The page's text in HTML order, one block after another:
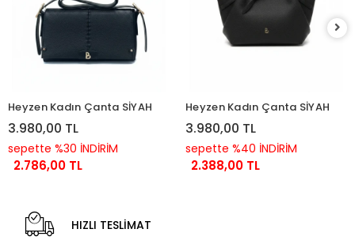
Heyzen Kadın Çanta SİYAH
3.980,00 TL
sepette %30 İNDİRİM
2.786,00 TL
Heyzen Kadın Çanta SİYAH
3.980,00 TL
sepette %40 İNDİRİM
2.388,00 TL
HIZLI TESLİMAT